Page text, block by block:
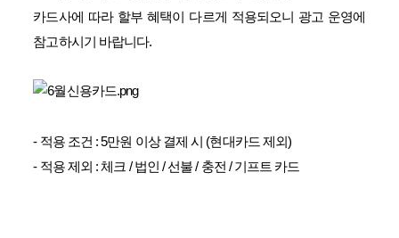
카드사에 따라 할부 혜택이 다르게 적용되오니 광고 운영에
참고하시기 바랍니다.
- 적용 조건 : 5만원 이상 결제 시 (현대카드 제외)
- 적용 제외 : 체크 / 법인 / 선불 / 충전 / 기프트 카드